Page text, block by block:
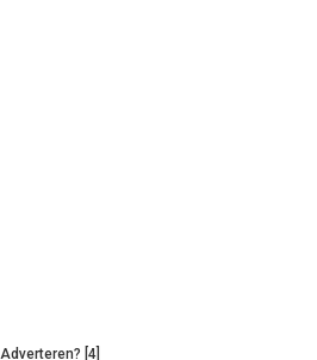
Adverteren? [4]